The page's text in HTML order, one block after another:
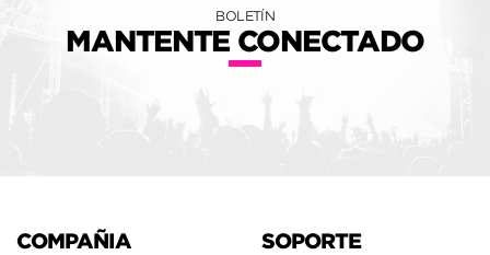
BOLETÍN
MANTENTE CONECTADO
COMPAÑIA SOPORTE